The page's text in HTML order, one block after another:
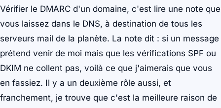
Vérifier le DMARC d'un domaine, c'est lire une note que
vous laissez dans le DNS, à destination de tous les
serveurs mail de la planète. La note dit : si un message
prétend venir de moi mais que les vérifications SPF ou
DKIM ne collent pas, voilà ce que j'aimerais que vous
en fassiez. Il y a un deuxième rôle aussi, et
franchement, je trouve que c'est la meilleure raison de